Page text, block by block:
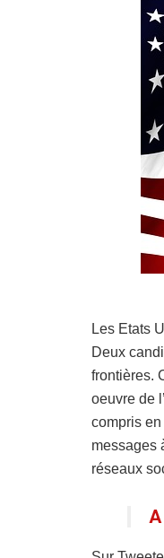
Les Etats
Deux
frontières.
oeuvre de
compris
messages
réseaux